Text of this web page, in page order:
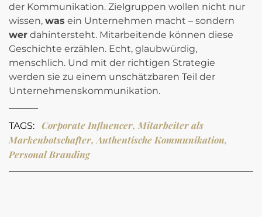
der Kommunikation. Zielgruppen wollen nicht nur
wissen, was ein Unternehmen macht – sondern
wer dahintersteht. Mitarbeitende können diese
Geschichte erzählen. Echt, glaubwürdig,
menschlich. Und mit der richtigen Strategie
werden sie zu einem unschätzbaren Teil der
Unternehmenskommunikation.
TAGS:
Corporate Influencer, Mitarbeiter als
Markenbotschafter, Authentische Kommunikation,
Personal Branding